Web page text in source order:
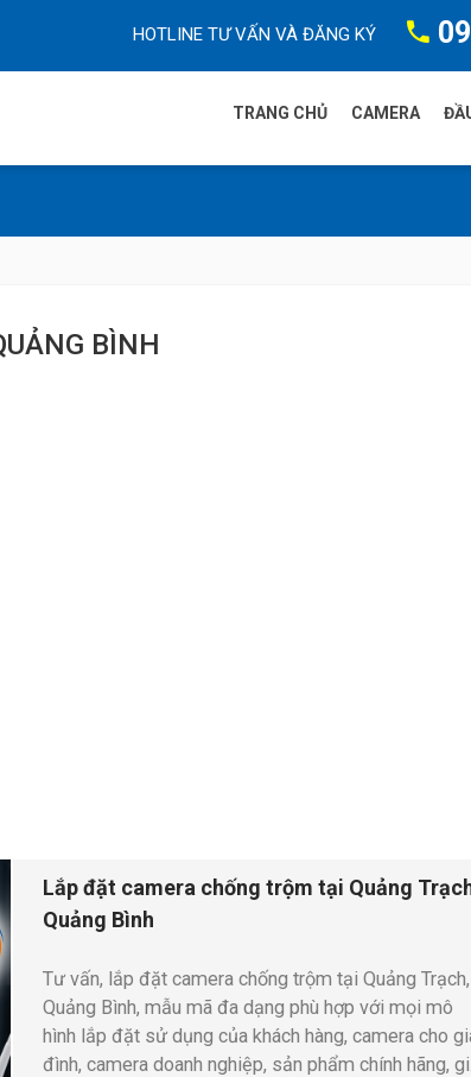
HOTLINE TƯ VẤN VÀ ĐĂNG KÝ
TRANG CHỦ CAMERA
BÌNH
Lắp đặt camera chống trộm tại Quảng
Quảng Bình
Tư vấn, lắp đặt camera chống trộm tại Quảng Trạch,
Quảng Bình, mẫu mã đa dạng phù hợp với mọi mô
hình lắp đặt sử dụng của khách hàng, camera cho
đình, camera doanh nghiệp, sản phẩm chính hãng,